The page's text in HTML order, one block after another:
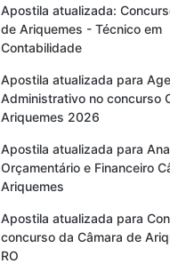
Apostila atualizada:
de Ariquemes - Técnico em
Contabilidade
Apostila atualizada para
Administrativo no concurso
Ariquemes 2026
Apostila atualizada para
Orçamentário e Financeiro
Ariquemes
Apostila atualizada para
concurso da Câmara de
RO